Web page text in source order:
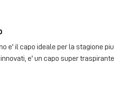
e' il capo ideale per la stagione piu
e' un capo super traspirante